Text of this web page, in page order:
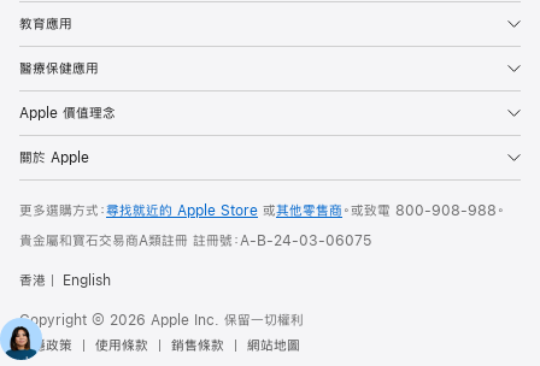
教育應用
醫療保健應用
Apple 價值理念
關於 Apple
更多選購方式：尋找就近的 Apple Store 或其他零售商 。或致電 800-908-988 。
貴金屬和寶石交易商A類註冊 註冊號：A-B-24-03-06075
香港 English
Copyright © 2026 Apple Inc. 保留一切權利
私隱政策
使用條款 銷售條款 網站地圖